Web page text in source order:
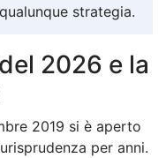
strategia.
2026 e la
2019 si è aperto
per anni.